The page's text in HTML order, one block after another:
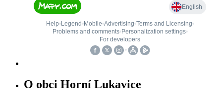
O obci Horní Lukavice